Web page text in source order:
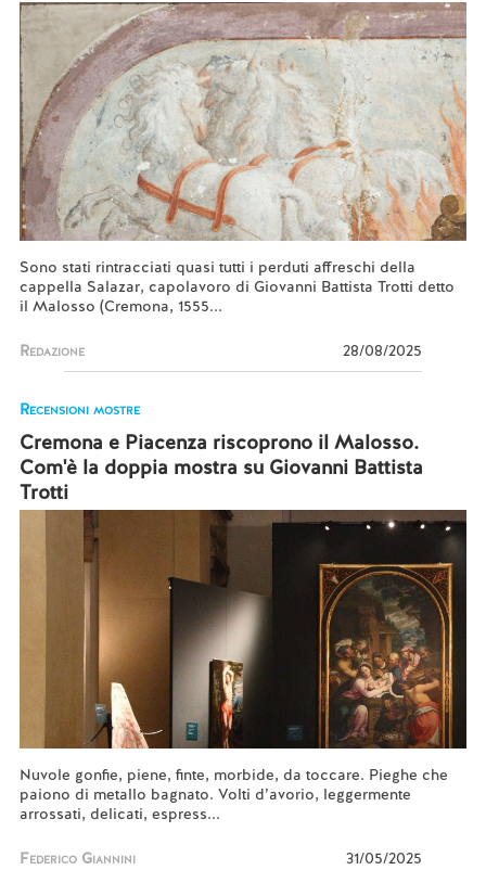
Sono stati rintracciati quasi tutti i perduti affreschi della
cappella Salazar, capolavoro di Giovanni Battista Trotti detto
il Malosso (Cremona, 1555...
Redazione 28/08/2025
Recensioni mostre
Cremona e Piacenza riscoprono il Malosso.
Com'è la doppia mostra su Giovanni Battista
Trotti
Nuvole gonfie, piene, finte, morbide, da toccare. Pieghe che
paiono di metallo bagnato. Volti d’avorio, leggermente
arrossati, delicati, espress...
Federico Giannini 31/05/2025